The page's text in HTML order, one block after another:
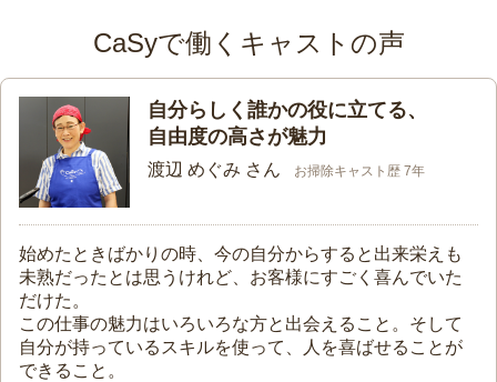
CaSyで働くキャストの声
自分らしく誰かの役に立てる、
自由度の高さが魅力
渡辺 めぐみ さん お掃除キャスト歴 7年
始めたときばかりの時、今の自分からすると出来栄えも
未熟だったとは思うけれど、お客様にすごく喜んでいた
だけた。
この仕事の魅力はいろいろな方と出会えること。そして
自分が持っているスキルを使って、人を喜ばせることが
できること。